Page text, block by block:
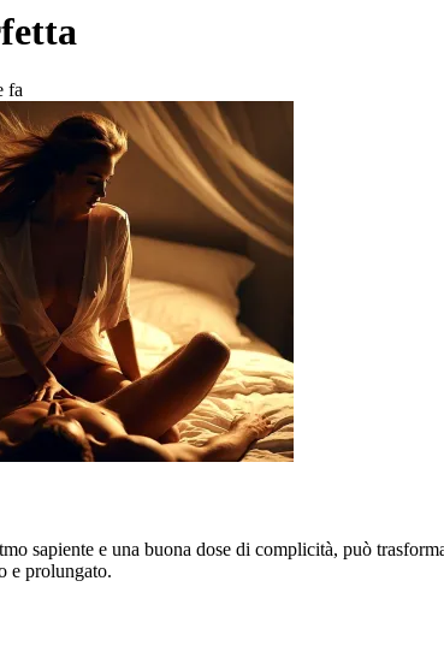
fa
sapiente e una buona dose di complicità, può
e prolungato.